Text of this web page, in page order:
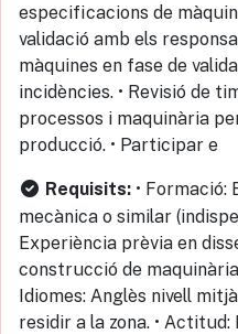
especificacions de
validació amb els
màquines en fase de
incidències. • Revisió de
processos i maquinària
producció. • Participar e
Requisits: • Formació:
mecànica o similar
Experiència prèvia en
construcció de
Idiomes: Anglès nivell
residir a la zona. •